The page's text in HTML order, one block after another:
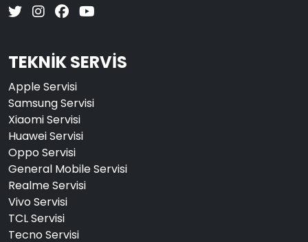
TEKNİK SERVİS
Apple Servisi
Samsung Servisi
Xiaomi Servisi
Huawei Servisi
Oppo Servisi
General Mobile Servisi
Realme Servisi
Vivo Servisi
TCL Servisi
Tecno Servisi